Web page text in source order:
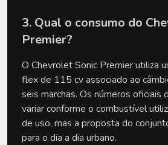
3. Qual o consumo do
Premier?
O Chevrolet Sonic Premier utiliza
flex de 115 cv associado ao
seis marchas. Os números oficiais
variar conforme o combustível
de uso, mas a proposta do
para o dia a dia urbano.